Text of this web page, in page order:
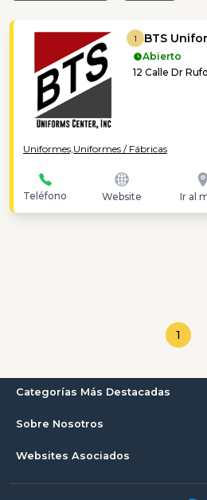
1 BTS
Abierto
12 Calle Dr
Uniformes,Uniformes / Fábricas
Teléfono Website Ir al
1
Categorías Más Destacadas
Sobre Nosotros
Websites Asociados